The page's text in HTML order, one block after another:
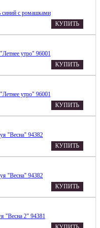
синий с ромашками
КУПИТЬ
утро" 96001
КУПИТЬ
утро" 96001
КУПИТЬ
"Весна" 94382
КУПИТЬ
"Весна" 94382
КУПИТЬ
"Весна 2" 94381